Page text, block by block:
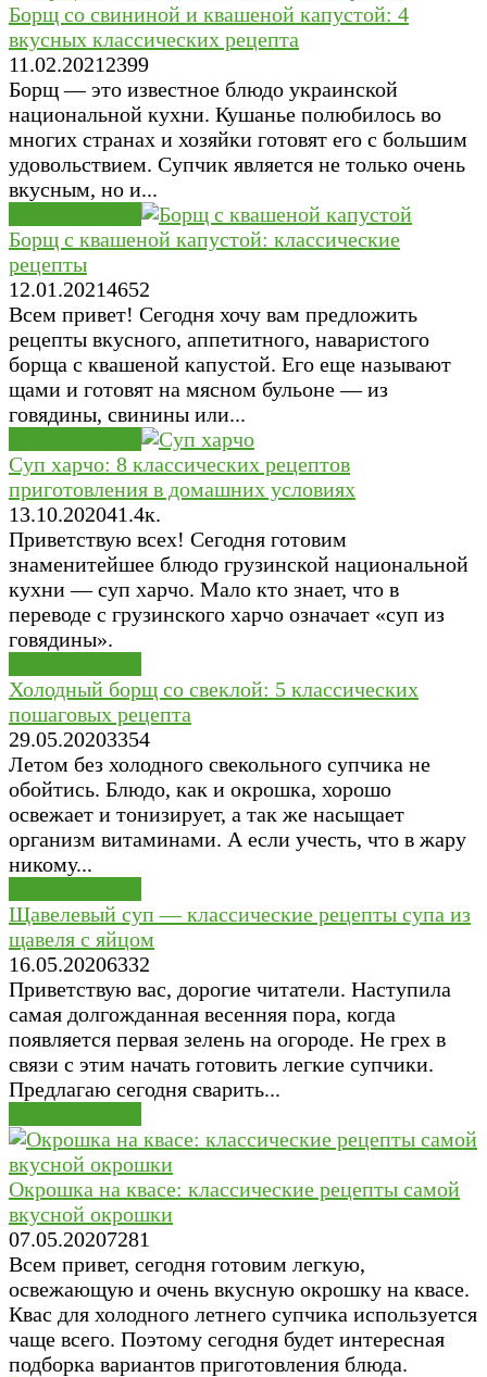
Борщ со свининой и квашеной капустой: 4
вкусных классических рецепта
11.02.20212399
Борщ — это известное блюдо украинской
национальной кухни. Кушанье полюбилось во
многих странах и хозяйки готовят его с большим
удовольствием. Супчик является не только очень
вкусным, но и...
Борщ с квашеной капустой: классические
рецепты
12.01.20214652
Всем привет! Сегодня хочу вам предложить
рецепты вкусного, аппетитного, наваристого
борща с квашеной капустой. Его еще называют
щами и готовят на мясном бульоне — из
говядины, свинины или...
Суп харчо: 8 классических рецептов
приготовления в домашних условиях
13.10.202041.4к.
Приветствую всех! Сегодня готовим
знаменитейшее блюдо грузинской национальной
кухни — суп харчо. Мало кто знает, что в
переводе с грузинского харчо означает «суп из
говядины».
Холодный борщ со свеклой: 5 классических
пошаговых рецепта
29.05.20203354
Летом без холодного свекольного супчика не
обойтись. Блюдо, как и окрошка, хорошо
освежает и тонизирует, а так же насыщает
организм витаминами. А если учесть, что в жару
никому...
Щавелевый суп — классические рецепты супа из
щавеля с яйцом
16.05.20206332
Приветствую вас, дорогие читатели. Наступила
самая долгожданная весенняя пора, когда
появляется первая зелень на огороде. Не грех в
связи с этим начать готовить легкие супчики.
Предлагаю сегодня сварить...
Окрошка на квасе: классические рецепты самой
вкусной окрошки
07.05.20207281
Всем привет, сегодня готовим легкую,
освежающую и очень вкусную окрошку на квасе.
Квас для холодного летнего супчика используется
чаще всего. Поэтому сегодня будет интересная
подборка вариантов приготовления блюда.